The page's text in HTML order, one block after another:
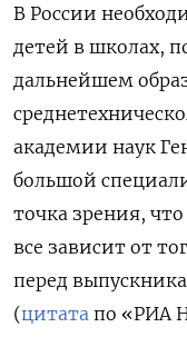
В России
детей в школах,
дальнейшем
академии наук
большой
точка зрения,
все зависит от
перед
(цитата по «РИА